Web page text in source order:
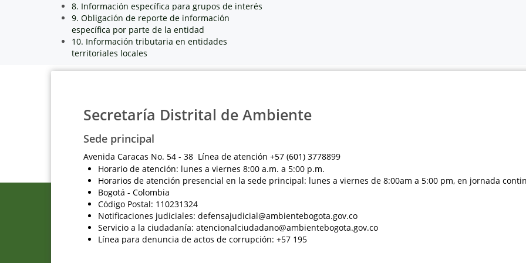
8. Información específica para grupos de interés
9. Obligación de reporte de información
específica por parte de la entidad
10. Información tributaria en entidades
territoriales locales
Secretaría Distrital de Ambiente
Sede principal
Avenida Caracas No. 54 - 38 Línea de atención +57 (601) 3778899
Horario de atención: lunes a viernes 8:00 a.m. a 5:00 p.m.
Horarios de atención presencial en la sede principal: lunes a viernes de 8:00am a 5:00 pm, en jornada
Bogotá - Colombia
Código Postal: 110231324
Notificaciones judiciales: defensajudicial@ambientebogota.gov.co
Servicio a la ciudadanía: atencionalciudadano@ambientebogota.gov.co
Línea para denuncia de actos de corrupción: +57 195